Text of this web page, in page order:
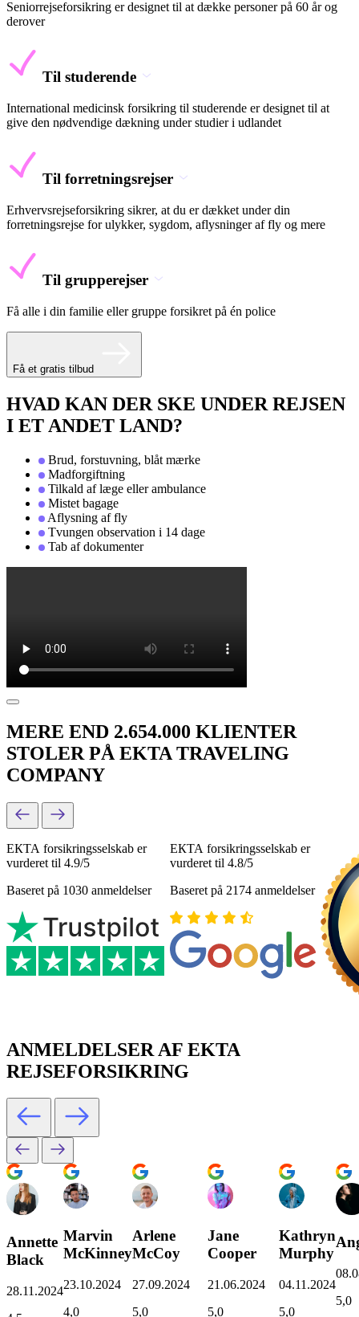
Seniorrejseforsikring er designet til at dække personer på 60 år og
derover
Til studerende
International medicinsk forsikring til studerende er designet til at
give den nødvendige dækning under studier i udlandet
Til forretningsrejser
Erhvervsrejseforsikring sikrer, at du er dækket under din
forretningsrejse for ulykker, sygdom, aflysninger af fly og mere
Til grupperejser
Få alle i din familie eller gruppe forsikret på én police
Få et gratis tilbud
HVAD KAN DER SKE UNDER REJSEN
I ET ANDET LAND?
Brud, forstuvning, blåt mærke
Madforgiftning
Tilkald af læge eller ambulance
Mistet bagage
Aflysning af fly
Tvungen observation i 14 dage
Tab af dokumenter
MERE END 2.654.000 KLIENTER
STOLER PÅ EKTA TRAVELING
COMPANY
ЕКТА forsikringsselskab er
vurderet til 4.9/5
Baseret på 1030 anmeldelser
ЕКТА forsikringsselskab er
vurderet til 4.8/5
Baseret på 2174 anmeldelser
ANMELDELSER AF EKTA
REJSEFORSIKRING
Annette
Black
28.11.2024
Marvin
McKinney
23.10.2024
4,0
Arlene
McCoy
27.09.2024
5,0
Jane
Cooper
21.06.2024
5,0
Kathryn
Murphy
04.11.2024
5,0
5,0